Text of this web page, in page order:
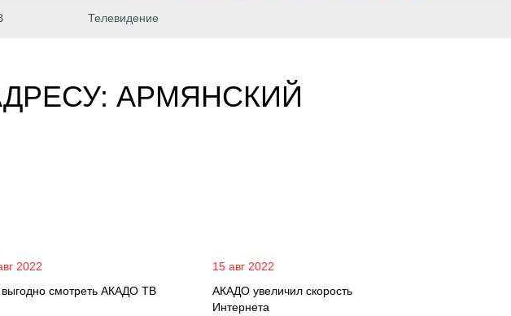
Телевидение
АРМЯНСКИЙ
2022
выгодно смотреть АКАДО ТВ
15 авг 2022
АКАДО увеличил скорость
Интернета